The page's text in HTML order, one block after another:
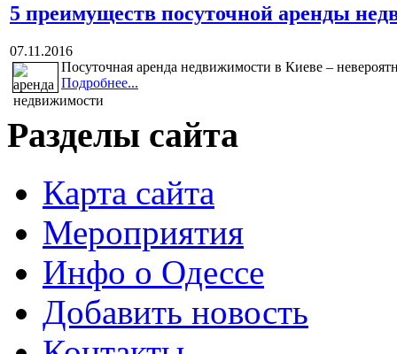
5 преимуществ посуточной аренды
07.11.2016
Посуточная аренда недвижимости в Киеве –
Подробнее...
Разделы сайта
Карта сайта
Мероприятия
Инфо о Одессе
Добавить новость